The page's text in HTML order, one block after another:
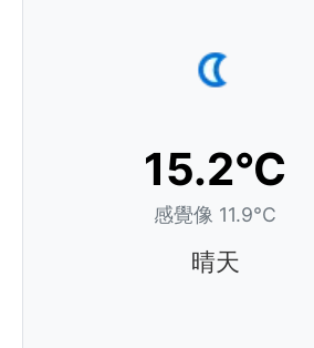
15.2°C
感覺像 11.9°C
晴天